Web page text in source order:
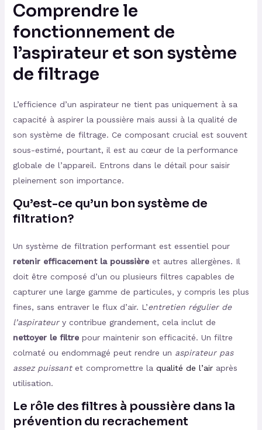
Comprendre le
fonctionnement de
l’aspirateur et son système
de filtrage
L’efficience d’un aspirateur ne tient pas uniquement à sa
capacité à aspirer la poussière mais aussi à la qualité de
son système de filtrage. Ce composant crucial est souvent
sous-estimé, pourtant, il est au cœur de la performance
globale de l’appareil. Entrons dans le détail pour saisir
pleinement son importance.
Qu’est-ce qu’un bon système de
filtration?
Un système de filtration performant est essentiel pour
retenir efficacement la poussièreet autres allergènes. Il
doit être composé d’un ou plusieurs filtres capables de
capturer une large gamme de particules, y compris les plus
fines, sans entraver le flux d’air. L’entretien régulier de
l’aspirateury contribue grandement, cela inclut de
nettoyer le filtre pour maintenir son efficacité. Un filtre
colmaté ou endommagé peut rendre un aspirateur pas
assez puissantet compromettre la qualité de l’airaprès
utilisation.
Le rôle des filtres à poussière dans la
prévention du recrachement